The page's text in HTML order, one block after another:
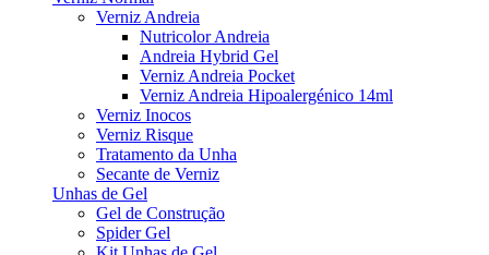
Verniz Andreia
Nutricolor Andreia
Andreia Hybrid Gel
Verniz Andreia Pocket
Verniz Andreia Hipoalergénico 14ml
Verniz Inocos
Verniz Risque
Tratamento da Unha
Secante de Verniz
Unhas de Gel
Gel de Construção
Spider Gel